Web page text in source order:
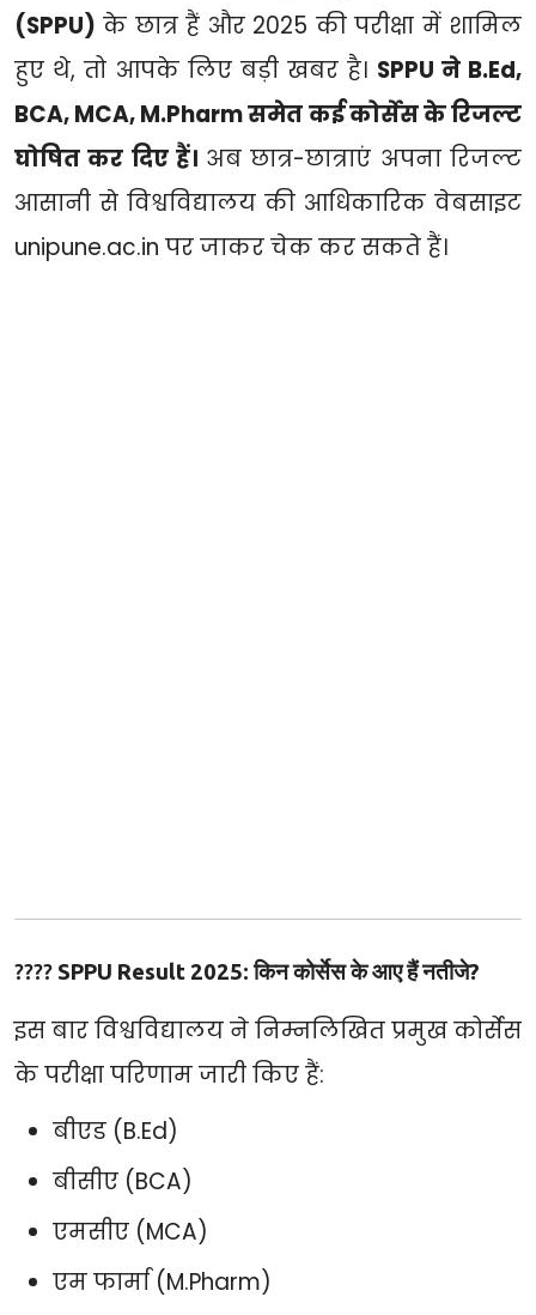
(SPPU) के छात्र हैं और 2025 की परीक्षा में शामिल
हुए थे, तो आपके लिए बड़ी खबर है। SPPU ने B.Ed,
BCA, MCA, M.Pharm समेत कई कोर्सेस के रिजल्ट
घोषित कर दिए हैं।अब छात्र-छात्राएं अपना रिजल्ट
आसानी से विश्वविद्यालय की आधिकारिक वेबसाइट
unipune.ac.in पर जाकर चेक कर सकते हैं।
???? SPPU Result 2025: किन कोर्सेस के आए हैं नतीजे?
इस बार विश्वविद्यालय ने निम्नलिखित प्रमुख कोर्सेस
के परीक्षा परिणाम जारी किए हैं:
बीएड (B.Ed)
बीसीए (BCA)
एमसीए (MCA)
एम फार्मा (M.Pharm)